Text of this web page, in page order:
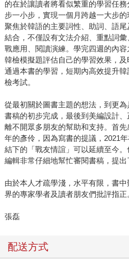
的在於讓讀者將看似繁重的學習任
步一小步，實現一個月跨越一大步
聚焦於韓語的主要詞性、助詞、語
結合，不僅設有文法介紹、重點詞
戰應用、閱讀演練。學完四週的內
韓檢模擬題評估自己的學習效果，
通過本書的學習，短期內高效提升
檢考試。
從最初關於圖書主題的想法，到更
書稿的初步完成，最後到美編設計、
離不開眾多朋友的幫助和支持。首
年的彥伶，因為寫書的提議，2021
結下的「戰友情誼」可以延續至今
編輯非常仔細地幫忙審閱書稿，提出
由於本人才疏學淺，水平有限，書
界的專家學者及讀者朋友們批評指正
張磊
配送方式